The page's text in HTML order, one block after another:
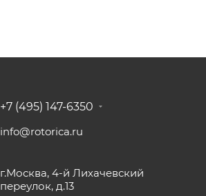
+7 (495) 147-6350
info@rotorica.ru
г.Москва, 4-й Лихачевский
переулок, д.13